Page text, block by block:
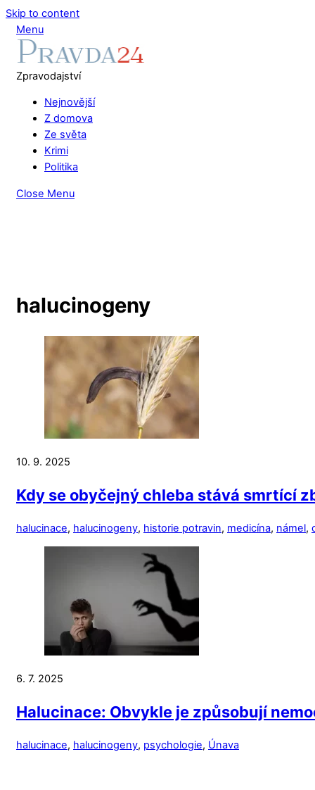
Skip to content
Menu
Zpravodajství
Nejnovější
Z domova
Ze světa
Krimi
Politika
Close Menu
halucinogeny
10. 9. 2025
Kdy se obyčejný chleba stává smrtící
halucinace, halucinogeny, historie potravin, medicína, námel,
6. 7. 2025
Halucinace: Obvykle je způsobují
halucinace, halucinogeny, psychologie, Únava